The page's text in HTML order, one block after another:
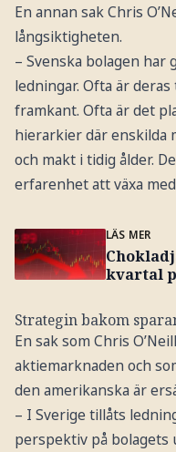
En annan sak Chris
långsiktigheten.
– Svenska bolagen
ledningar. Ofta är
framkant. Ofta är det
hierarkier där enskilda
och makt i tidig ålder.
erfarenhet att växa
LÄS MER
kvartal
Strategin bakom
En sak som Chris
aktiemarknaden och
den amerikanska är
– I Sverige tillåts
perspektiv på bolagets